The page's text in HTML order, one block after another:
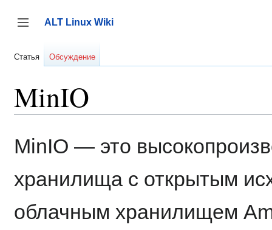
содержанию
Переключить боковую панель
ALT Linux Wiki
Статья Обсуждение
MinIO
MinIO — это
хранилища с открытым
облачным хранилищем